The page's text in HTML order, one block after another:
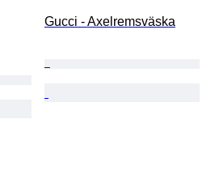
Gucci - Axelremsväska